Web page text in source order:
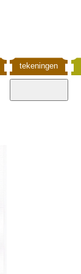
tekeningen